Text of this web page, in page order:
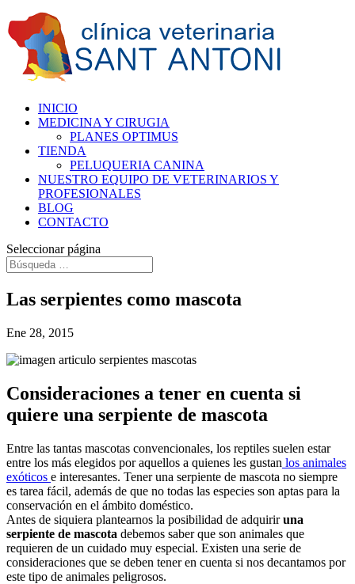
INICIO
MEDICINA Y CIRUGIA
PLANES OPTIMUS
TIENDA
PELUQUERIA CANINA
NUESTRO EQUIPO DE VETERINARIOS Y
PROFESIONALES
BLOG
CONTACTO
Seleccionar página
Las serpientes como mascota
Ene 28, 2015
Consideraciones a tener en cuenta si
quiere una serpiente de mascota
Entre las tantas mascotas convencionales, los reptiles suelen estar
entre los más elegidos por aquellos a quienes les gustan los animales
exóticos e interesantes. Tener una serpiente de mascota no siempre
es tarea fácil, además de que no todas las especies son aptas para la
conservación en el ámbito doméstico.
Antes de siquiera plantearnos la posibilidad de adquiriruna
serpiente de mascota debemos saber que son animales que
requieren de un cuidado muy especial. Existen una serie de
consideraciones que se deben tener en cuenta si nos decantamos por
este tipo de animales peligrosos.